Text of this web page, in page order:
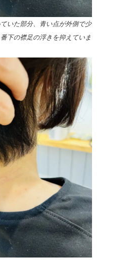
いた部分、青い点が外側で少
下の襟足の浮きを抑えていま